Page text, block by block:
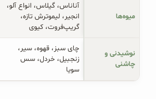
میوه‌ها
آناناس، گیلاس، انواع آلو،
انجیر، لیموترش تازه،
گریپ‌فروت، کیوی
چاشنی
چای سبز، قهوه، سیر،
زنجبیل، خردل، سس
سویا